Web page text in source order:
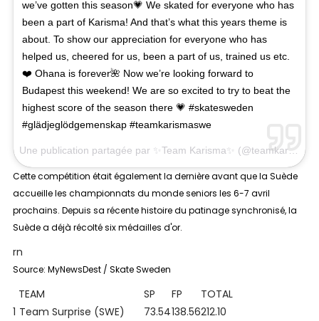
we’ve gotten this season💗 We skated for everyone who has
been a part of Karisma! And that’s what this years theme is
about. To show our appreciation for everyone who has
helped us, cheered for us, been a part of us, trained us etc.
❤️ Ohana is forever🌺 Now we’re looking forward to
Budapest this weekend! We are so excited to try to beat the
highest score of the season there 💗 #skatesweden
#glädjeglödgemenskap #teamkarismaswe
Une publication partagée par ✨Team Karisma✨ (@teamkarismaswe) le
Cette compétition était également la dernière avant que la Suède
accueille les championnats du monde seniors les 6-7 avril
prochains. Depuis sa récente histoire du patinage synchronisé, la
Suède a déjà récolté six médailles d'or.
rn
Source: MyNewsDest / Skate Sweden
TEAM SP FP
TOTAL
1 Team Surprise (SWE) 73.54138.56212.10